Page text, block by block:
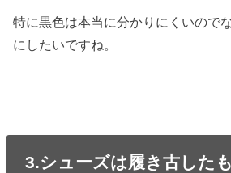
特に黒色は本当に分かりにくいので
にしたいですね。
3.シューズは履き古した